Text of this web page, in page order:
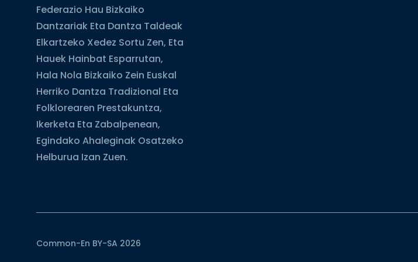
Federazio Hau Bizkaiko
Dantzariak Eta Dantza Taldeak
Elkartzeko Xedez Sortu Zen, Eta
Hauek Hainbat Esparrutan,
Hala Nola Bizkaiko Zein Euskal
Herriko Dantza Tradizional Eta
Folklorearen Prestakuntza,
Ikerketa Eta Zabalpenean,
Egindako Ahaleginak Osatzeko
Helburua Izan Zuen.
Common-En BY-SA 2026